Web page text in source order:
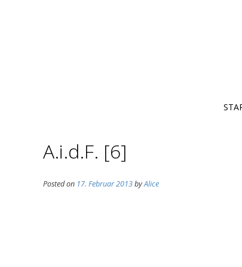
A.i.d.F. [6]
Posted on 17. Februar 2013byAlice